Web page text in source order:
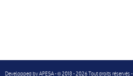
Developped byAPESA-©2018 - 2026 Tout droits réservés -